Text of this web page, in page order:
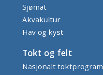
Sjømat
Akvakultur
Hav og kyst
Tokt og felt
Nasjonalt toktprogram